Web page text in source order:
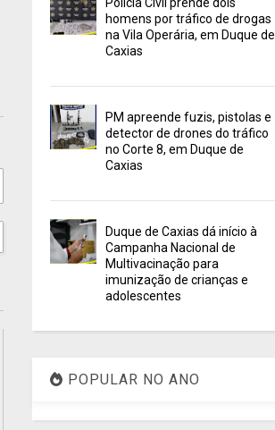
homens por tráfico de drogas
na Vila Operária, em Duque de
Caxias
PM apreende fuzis, pistolas e
detector de drones do tráfico
no Corte 8, em Duque de
Caxias
Duque de Caxias dá início à
Campanha Nacional de
Multivacinação para
imunização de crianças e
adolescentes
POPULAR NO ANO